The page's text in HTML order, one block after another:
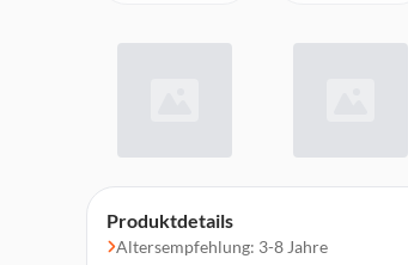
Produktdetails
Altersempfehlung: 3-8 Jahre